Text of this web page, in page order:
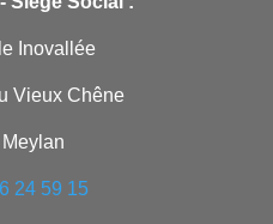
Inovallée
Vieux Chêne
24 59 15